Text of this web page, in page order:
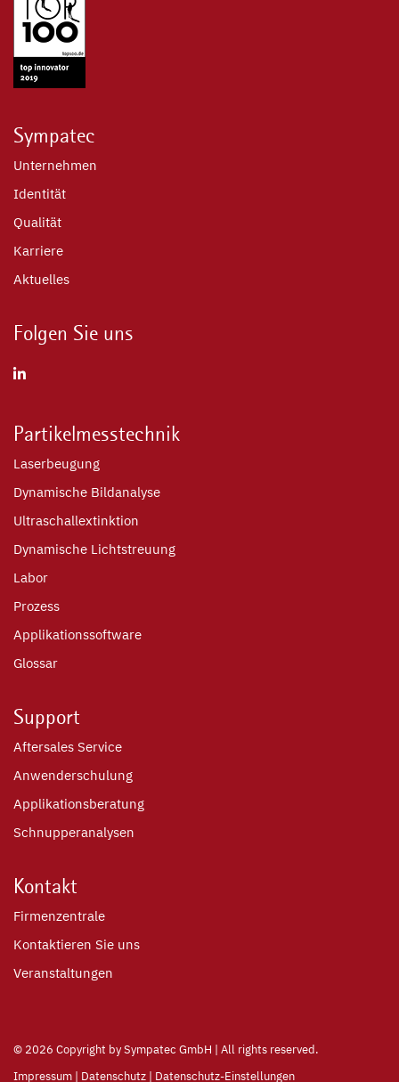
Sympatec
Unternehmen
Identität
Qualität
Karriere
Aktuelles
Folgen Sie uns
Partikelmesstechnik
Laserbeugung
Dynamische Bildanalyse
Ultraschallextinktion
Dynamische Lichtstreuung
Labor
Prozess
Applikationssoftware
Glossar
Support
Aftersales Service
Anwenderschulung
Applikationsberatung
Schnupperanalysen
Kontakt
Firmenzentrale
Kontaktieren Sie uns
Veranstaltungen
© 2026 Copyright by Sympatec GmbH | All rights reserved.
Impressum | Datenschutz | Datenschutz-Einstellungen